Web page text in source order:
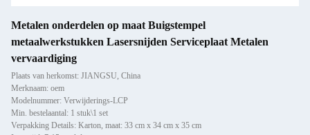
Metalen onderdelen op maat Buigstempel
metaalwerkstukken Lasersnijden Serviceplaat Metalen
vervaardiging
Plaats van herkomst: JIANGSU, China
Merknaam: oem
Modelnummer: Verwijderings-LCP
Min. bestelaantal: 1 stuk\1 set
Verpakking Details: Karton, maat: 33 cm x 34 cm x 35 cm